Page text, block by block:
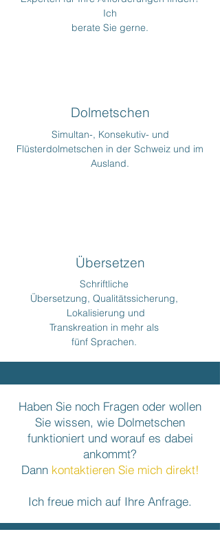
Ich
berate Sie gerne.
Dolmetschen
Simultan-, Konsekutiv- und
Flüsterdolmetschen in der Schweiz und im
Ausland.
Übersetzen
Schriftliche
Übersetzung, Qualitätssicherung,
Lokalisierung und
Transkreation in mehr als
fünf Sprachen.
Haben Sie noch Fragen oder wollen
Sie wissen, wie Dolmetschen
funktioniert und worauf es dabei
ankommt?
Dann kontaktieren Sie mich direkt!
Ich freue mich auf Ihre Anfrage.